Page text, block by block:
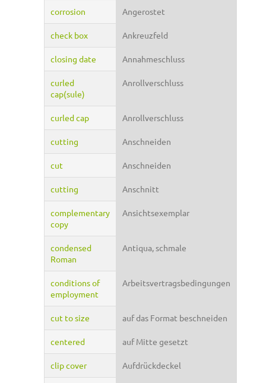
corrosion Angerostet
check box Ankreuzfeld
closing date Annahmeschluss
curled
cap(sule)
Anrollverschluss
curled cap Anrollverschluss
cutting Anschneiden
cut Anschneiden
cutting Anschnitt
complementary
copy
Ansichtsexemplar
condensed
Roman
Antiqua, schmale
conditions of
employment
Arbeitsvertragsbedingungen
cut to size auf das Format beschneiden
centered auf Mitte gesetzt
clip cover Aufdrückdeckel